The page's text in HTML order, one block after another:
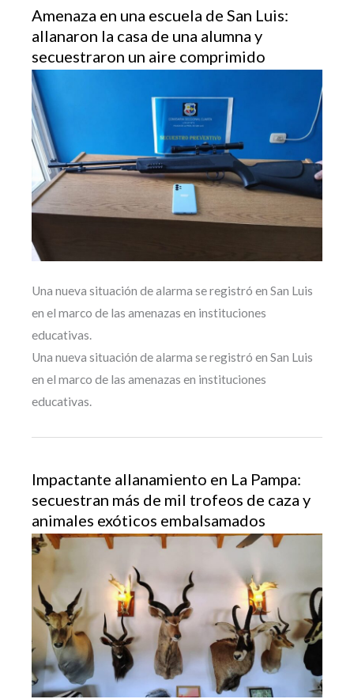
Amenaza en una escuela de San Luis:
allanaron la casa de una alumna y
secuestraron un aire comprimido
Una nueva situación de alarma se registró en San Luis
en el marco de las amenazas en instituciones
educativas.
Una nueva situación de alarma se registró en San Luis
en el marco de las amenazas en instituciones
educativas.
Impactante allanamiento en La Pampa:
secuestran más de mil trofeos de caza y
animales exóticos embalsamados